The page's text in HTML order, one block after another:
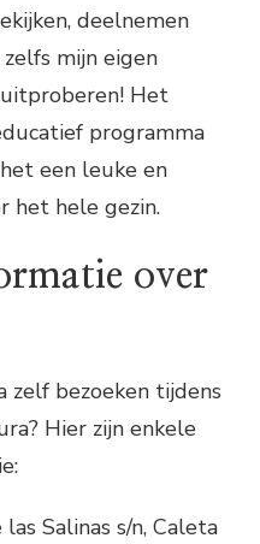
deelnemen
mijn eigen
Het
programma
een leuke en
het hele gezin.
over
zelf bezoeken tijdens
Hier zijn enkele
Salinas s/n, Caleta